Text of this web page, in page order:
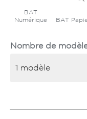
BAT
Numérique
BAT
Nombre de